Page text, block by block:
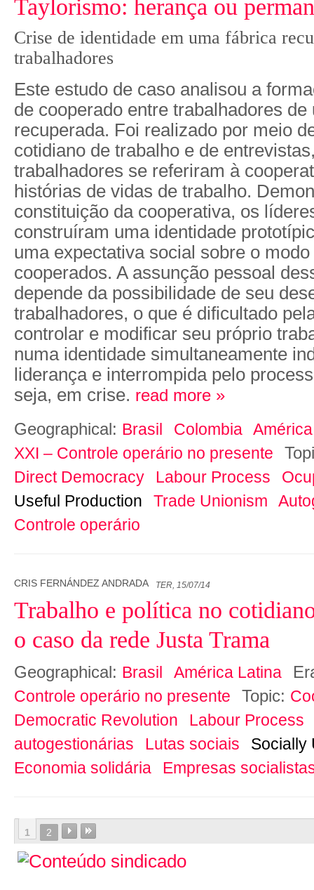
Taylorismo: herança ou
Crise de identidade em uma fábrica
trabalhadores
Este estudo de caso analisou a
de cooperado entre trabalhadores de
recuperada. Foi realizado por meio
cotidiano de trabalho e de
trabalhadores se referiram à
histórias de vidas de trabalho.
constituição da cooperativa, os
construíram uma identidade
uma expectativa social sobre o
cooperados. A assunção pessoal
depende da possibilidade de seu
trabalhadores, o que é dificultado
controlar e modificar seu próprio
numa identidade simultaneamente
liderança e interrompida pelo
seja, em crise. read more »
Geographical: Brasil Colombia
XXI – Controle operário no presente
Direct Democracy Labour Process
Useful Production
Trade Unionism
Controle operário
CRIS FERNÁNDEZ ANDRADA TER, 15/07/14
Trabalho e política no
o caso da rede Justa Trama
Geographical: Brasil América Latina
Controle operário no presente Topic:
Democratic Revolution
Labour Process
autogestionárias
Lutas sociais
Socially
Economia solidária
Empresas
1 2